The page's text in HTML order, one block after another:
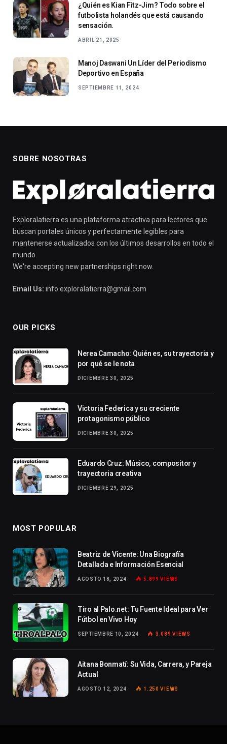
¿Quién es Kian Fitz-Jim? Todo sobre el
futbolista holandés que está causando
sensación.
ABRIL 21, 2025
Manoj Daswani Un Líder del Periodismo
Deportivo en España
SEPTIEMBRE 11, 2024
SOBRE NOSOTRAS
Exploralatierra es una plataforma atractiva para lectores que
buscan portales únicos y perfectamente legibles para
mantenerse actualizados con los últimos desarrollos en todo el
mundo.
We're accepting new partnerships right now.
Email Us: info.exploralatierra@gmail.com
OUR PICKS
Nerea Camacho: Quién es, su trayectoria y
por qué se le nota
DICIEMBRE 30, 2025
Victoria Federica y su creciente
protagonismo público
DICIEMBRE 30, 2025
Eduardo Cruz: Músico, compositor y
trayectoria creativa
DICIEMBRE 29, 2025
MOST POPULAR
Beatriz de Vicente: Una Biografía
Detallada e Información Esencial
AGOSTO 18, 2024 5.899VIEWS
Tiro al Palo.net: Tu Fuente Ideal para Ver
Fútbol en Vivo Hoy
SEPTIEMBRE 10, 2024 3.089VIEWS
Aitana Bonmatí: Su Vida, Carrera, y Pareja
Actual
AGOSTO 12, 2024 1.250VIEWS